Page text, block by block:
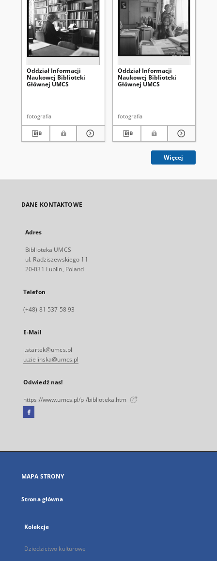
Oddział Informacji
Naukowej Biblioteki
Głównej UMCS
fotografia
Oddział Informacji
Naukowej Biblioteki
Głównej UMCS
fotografia
Więcej
DANE KONTAKTOWE
Adres
Biblioteka UMCS
ul. Radziszewskiego 11
20-031 Lublin, Poland
Telefon
(+48) 81 537 58 93
E-Mail
j.startek@umcs.pl
u.zielinska@umcs.pl
Odwiedź nas!
https://www.umcs.pl/pl/biblioteka.htm
Facebook
się
karcie
MAPA STRONY
Strona główna
Kolekcje
Dziedzictwo kulturowe